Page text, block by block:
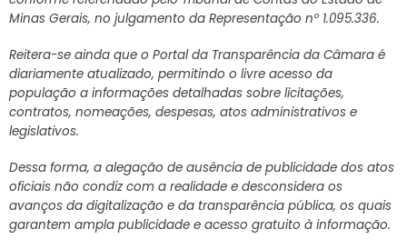
Minas Gerais, no julgamento da Representação nº 1.095.336.
Reitera-se ainda que o Portal da Transparência da Câmara é
diariamente atualizado, permitindo o livre acesso da
população a informações detalhadas sobre licitações,
contratos, nomeações, despesas, atos administrativos e
legislativos.
Dessa forma, a alegação de ausência de publicidade dos atos
oficiais não condiz com a realidade e desconsidera os
avanços da digitalização e da transparência pública, os quais
garantem ampla publicidade e acesso gratuito à informação.